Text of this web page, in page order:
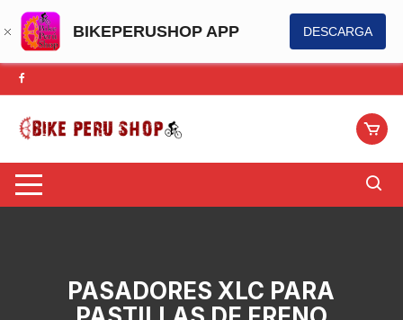
BIKEPERUSHOP APP DESCARGA
Saltar
al
contenido
PASADORES XLC PARA